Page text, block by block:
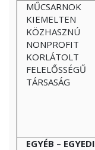
MŰCSARNOK
KIEMELTEN
KÖZHASZNÚ
NONPROFIT
KORLÁTOLT
FELELŐSSÉGŰ
TÁRSASÁG
EGYÉB – EGYEDI